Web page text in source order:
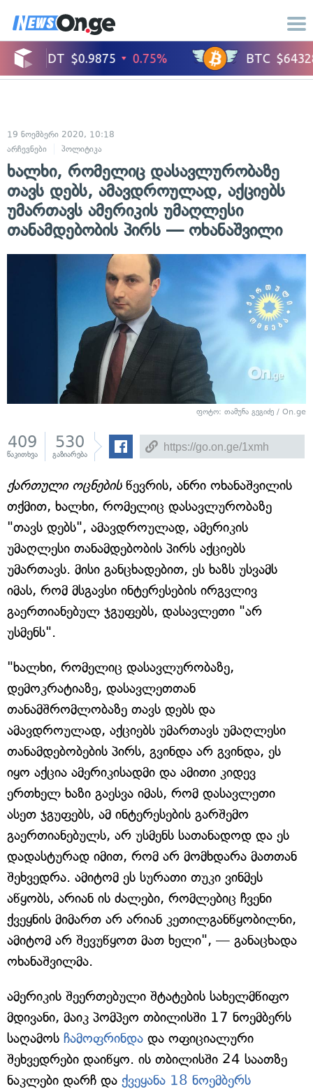
19 ნოემბერი 2020, 10:18
არჩევნები
პოლიტიკა
ხალხი, რომელიც დასავლურობაზე
თავს დებს, ამავდროულად, აქციებს
უმართავს ამერიკის უმაღლესი
თანამდებობის პირს — ოხანაშვილი
ფოტო: თამუნა გეგიძე / On.ge
409
წაკითხვა
530
გაზიარება
ქართული ოცნებისწევრის, ანრი ოხანაშვილის
თქმით, ხალხი, რომელიც დასავლურობაზე
"თავს დებს", ამავდროულად, ამერიკის
უმაღლესი თანამდებობის პირს აქციებს
უმართავს. მისი განცხადებით, ეს ხაზს უსვამს
იმას, რომ მსგავსი ინტერესების ირგვლივ
გაერთიანებულ ჯგუფებს, დასავლეთი "არ
უსმენს".
"ხალხი, რომელიც დასავლურობაზე,
დემოკრატიაზე, დასავლეთთან
თანამშრომლობაზე თავს დებს და
ამავდროულად, აქციებს უმართავს უმაღლესი
თანამდებობების პირს, გვინდა არ გვინდა, ეს
იყო აქცია ამერიკისადმი და ამითი კიდევ
ერთხელ ხაზი გაესვა იმას, რომ დასავლეთი
ასეთ ჯგუფებს, ამ ინტერესების გარშემო
გაერთიანებულს, არ უსმენს სათანადოდ და ეს
დადასტურად იმით, რომ არ მომხდარა მათთან
შეხვედრა. ამიტომ ეს სურათი თუკი ვინმეს
აწყობს, არიან ის ძალები, რომლებიც ჩვენი
ქვეყნის მიმართ არ არიან კეთილგანწყობილნი,
ამიტომ არ შევუწყოთ მათ ხელი", — განაცხადა
ოხანაშვილმა.
ამერიკის შეერთებული შტატების სახელმწიფო
მდივანი, მაიკ პომპეო თბილისში 17 ნოემბერს
საღამოს ჩამოფრინდა და ოფიციალური
შეხვედრები დაიწყო. ის თბილისში 24 საათზე
ნაკლები დარჩ და ქვეყანა 18 ნოემბერს